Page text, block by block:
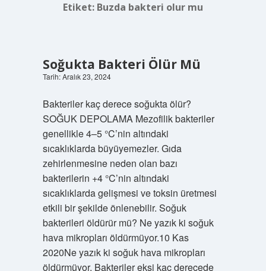
Etiket: Buzda bakteri olur mu
Soğukta Bakteri Ölür Mü
Tarih: Aralık 23, 2024
Bakteriler kaç derece soğukta ölür?
SOĞUK DEPOLAMA Mezofilik bakteriler
genellikle 4–5 °C’nin altındaki
sıcaklıklarda büyüyemezler. Gıda
zehirlenmesine neden olan bazı
bakterilerin +4 °C’nin altındaki
sıcaklıklarda gelişmesi ve toksin üretmesi
etkili bir şekilde önlenebilir. Soğuk
bakterileri öldürür mü? Ne yazık ki soğuk
hava mikropları öldürmüyor.10 Kas
2020Ne yazık ki soğuk hava mikropları
öldürmüyor. Bakteriler eksi kaç derecede